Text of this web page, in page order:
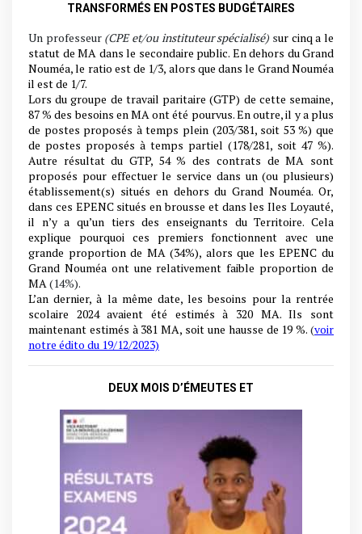
TRANSFORMÉS EN POSTES BUDGÉTAIRES
Un professeur (CPE et/ou instituteur spécialisé) sur cinq a le
statut de MA dans le secondaire public. En dehors du Grand
Nouméa, le ratio est de 1/3, alors que dans le Grand Nouméa
il est de 1/7.
Lors du groupe de travail paritaire (GTP) de cette semaine,
87 % des besoins en MA ont été pourvus. En outre, il y a plus
de postes proposés à temps plein (203/381, soit 53 %) que
de postes proposés à temps partiel (178/281, soit 47 %).
Autre résultat du GTP, 54 % des contrats de MA sont
proposés pour effectuer le service dans un (ou plusieurs)
établissement(s) situés en dehors du Grand Nouméa. Or,
dans ces EPENC situés en brousse et dans les Iles Loyauté,
il n’y a qu’un tiers des enseignants du Territoire. Cela
explique pourquoi ces premiers fonctionnent avec une
grande proportion de MA (34%), alors que les EPENC du
Grand Nouméa ont une relativement faible proportion de
MA (14%).
L’an dernier, à la même date, les besoins pour la rentrée
scolaire 2024 avaient été estimés à 320 MA. Ils sont
maintenant estimés à 381 MA, soit une hausse de 19 %. (voir
notre édito du 19/12/2023)
DEUX MOIS D’ÉMEUTES ET